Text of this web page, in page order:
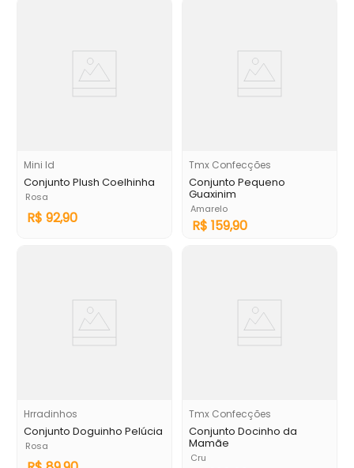
Mini Id
Conjunto Plush Coelhinha
Rosa
R$ 92,90
Tmx Confecções
Conjunto Pequeno
Guaxinim
Amarelo
R$ 159,90
Hrradinhos
Conjunto Doguinho Pelúcia
Rosa
Tmx Confecções
Conjunto Docinho da
Mamãe
Cru